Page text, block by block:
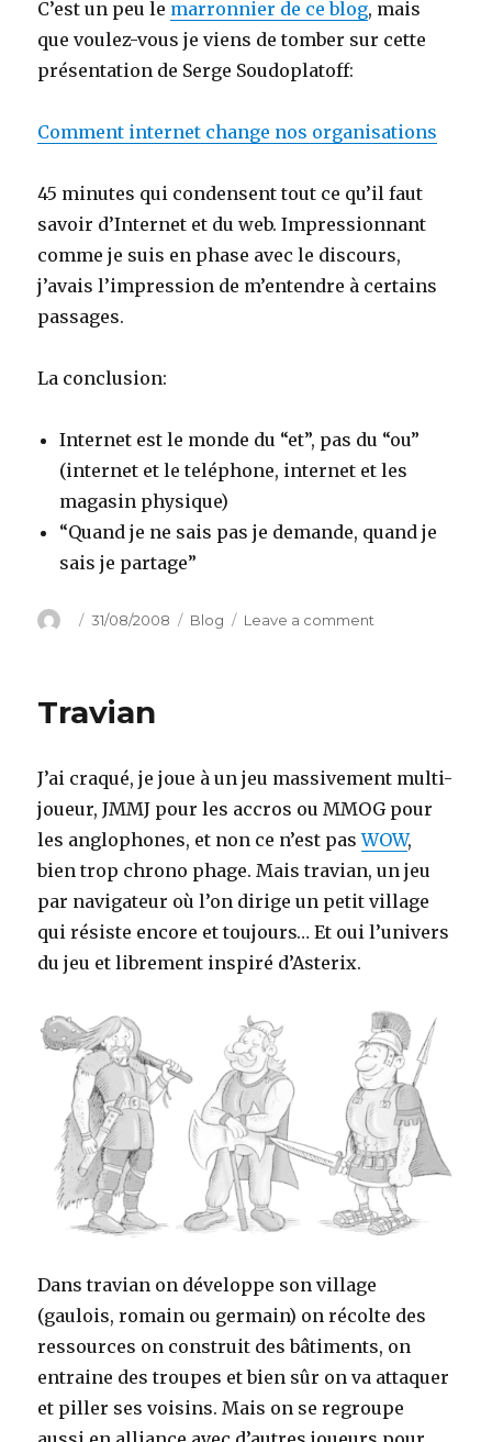
C’est un peu le marronnier de ce blog, mais
que voulez-vous je viens de tomber sur cette
présentation de Serge Soudoplatoff:
Comment internet change nos organisations
45 minutes qui condensent tout ce qu’il faut
savoir d’Internet et du web. Impressionnant
comme je suis en phase avec le discours,
j’avais l’impression de m’entendre à certains
passages.
La conclusion:
Internet est le monde du “et”, pas du “ou”
(internet et le teléphone, internet et les
magasin physique)
“Quand je ne sais pas je demande, quand je
sais je partage”
Author
Posted
31/08/2008 Categories
Blog Leave a comment
Travian
J’ai craqué, je joue à un jeu massivement multi-
joueur, JMMJ pour les accros ou MMOG pour
les anglophones, et non ce n’est pasWOW,
bien trop chrono phage. Mais travian, un jeu
par navigateur où l’on dirige un petit village
qui résiste encore et toujours… Et oui l’univers
du jeu et librement inspiré d’Asterix.
Dans travian on développe son village
(gaulois, romain ou germain) on récolte des
ressources on construit des bâtiments, on
entraine des troupes et bien sûr on va attaquer
et piller ses voisins. Mais on se regroupe